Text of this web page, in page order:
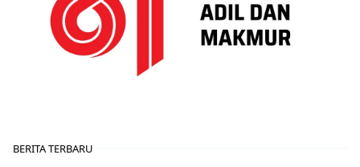
BERITA TERBARU